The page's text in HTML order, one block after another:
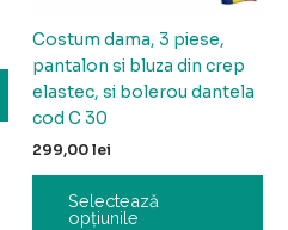
Costum dama, 3 piese,
pantalon si bluza din crep
elastec, si bolerou dantela
cod C 30
299,00lei
Selectează
opțiunile